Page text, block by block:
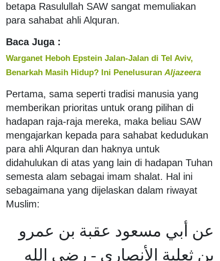
betapa Rasulullah SAW sangat memuliakan
para sahabat ahli Alquran.
Baca Juga :
Warganet Heboh Epstein Jalan-Jalan di Tel Aviv,
Benarkah Masih Hidup? Ini Penelusuran Aljazeera
Pertama, sama seperti tradisi manusia yang
memberikan prioritas untuk orang pilihan di
hadapan raja-raja mereka, maka beliau SAW
mengajarkan kepada para sahabat kedudukan
para ahli Alquran dan haknya untuk
didahulukan di atas yang lain di hadapan Tuhan
semesta alam sebagai imam shalat. Hal ini
sebagaimana yang dijelaskan dalam riwayat
Muslim:
عن أبي مسعود عقبة بن عمرو
بن ثعلبة الأنصاري - رضي الله